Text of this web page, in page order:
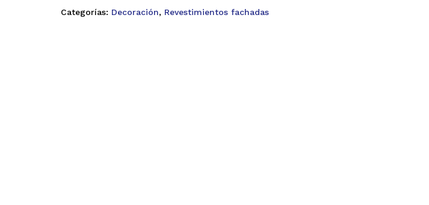
Categorías: Decoración, Revestimientos fachadas